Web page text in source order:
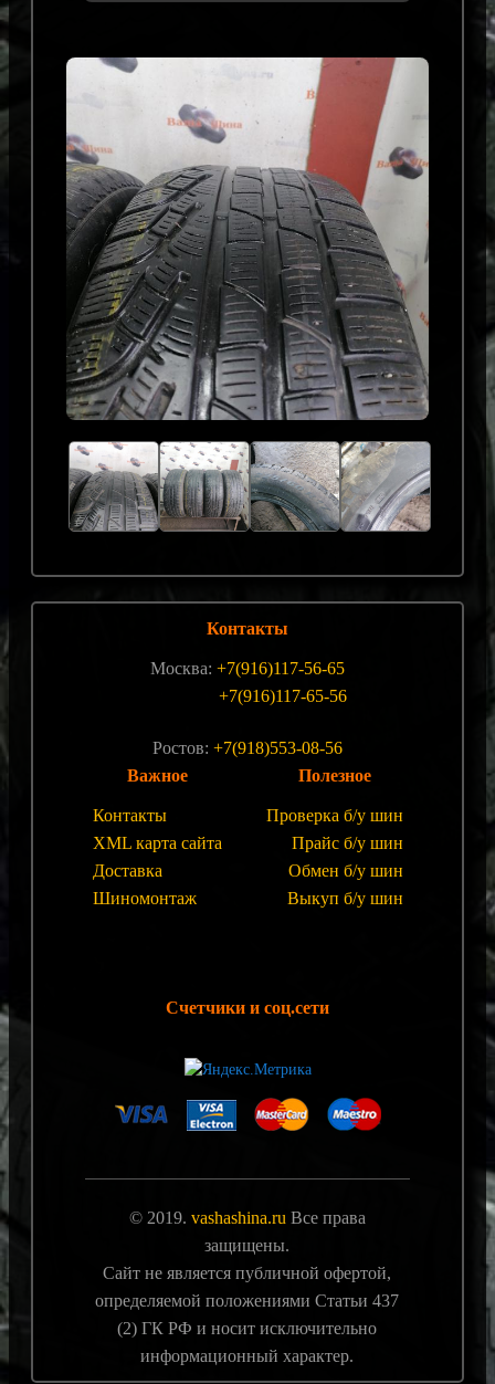
Контакты
Москва: +7(916)117-56-65
+7(916)117-65-56
Ростов: +7(918)553-08-56
Важное
Контакты
XML карта сайта
Доставка
Шиномонтаж
Полезное
Проверка б/у шин
Прайс б/у шин
Обмен б/у шин
Выкуп б/у шин
Счетчики и соц.сети
© 2019. vashashina.ru Все права
защищены.
Сайт не является публичной офертой,
определяемой положениями Статьи 437
(2) ГК РФ и носит исключительно
информационный характер.